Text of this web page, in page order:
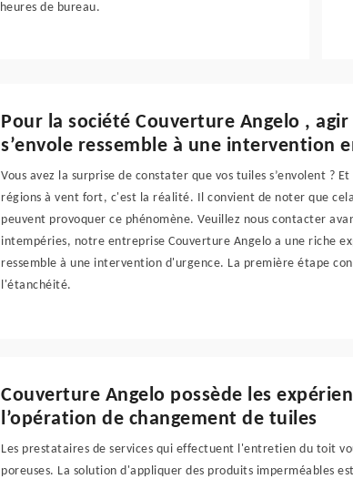
heures de bureau.
Pour la société Couverture Angelo ,
s’envole ressemble à une intervention
Vous avez la surprise de constater que vos tuiles s’envolent ?
régions à vent fort, c'est la réalité. Il convient de noter que
peuvent provoquer ce phénomène. Veuillez nous contacter
intempéries, notre entreprise Couverture Angelo a une riche
ressemble à une intervention d'urgence. La première étape
l'étanchéité.
Couverture Angelo possède les
l’opération de changement de tuiles
Les prestataires de services qui effectuent l'entretien du toit
poreuses. La solution d'appliquer des produits imperméables